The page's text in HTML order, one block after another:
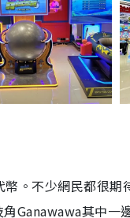
。不少網民都很期
Ganawawa其中一